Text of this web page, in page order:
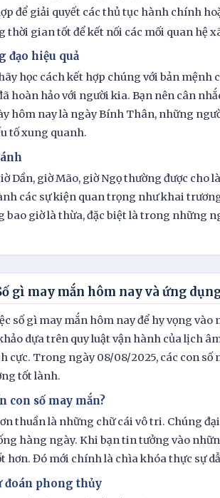
để giải quyết các thủ tục hành chính
thời gian tốt để kết nối các mối quan hệ
đạo hiệu quả
học cách kết hợp chúng với bản mệnh
hoàn hảo với người kia. Bạn nên cân
hôm nay là ngày Bính Thân, những
tố xung quanh.
Dần, giờ Mão, giờ Ngọ thường được
các sự kiện quan trọng như khai
bao giờ là thừa, đặc biệt là trong những
gì may mắn hôm nay và ứng
số gì may mắn hôm nay để hy vọng vào
dựa trên quy luật vận hành của lịch
Trong ngày 08/08/2025, các con số
tốt lành.
con số may mắn?
thuần là những chữ cái vô tri. Chúng
hàng ngày. Khi bạn tin tưởng vào
hơn. Đó mới chính là chìa khóa thực sự
đoán phong thủy